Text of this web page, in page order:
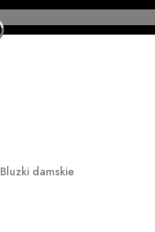
Bluzki damskie